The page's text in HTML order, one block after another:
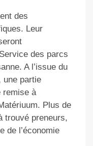
des
Leur
des parcs
A l’issue du
une partie
remise à
Plus de
trouvé preneurs,
de l’économie